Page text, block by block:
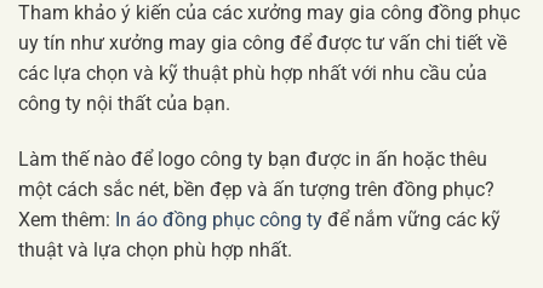
Tham khảo ý kiến của các xưởng may gia công đồng phục
uy tín như xưởng may gia công để được tư vấn chi tiết về
các lựa chọn và kỹ thuật phù hợp nhất với nhu cầu của
công ty nội thất của bạn.
Làm thế nào để logo công ty bạn được in ấn hoặc thêu
một cách sắc nét, bền đẹp và ấn tượng trên đồng phục?
Xem thêm: In áo đồng phục công ty để nắm vững các kỹ
thuật và lựa chọn phù hợp nhất.